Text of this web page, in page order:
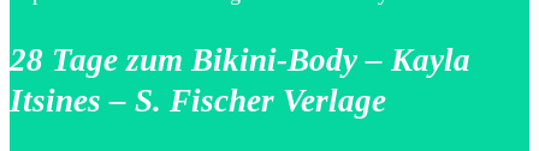
28 Tage zum Bikini-Body – Kayla
Itsines – S. Fischer Verlage